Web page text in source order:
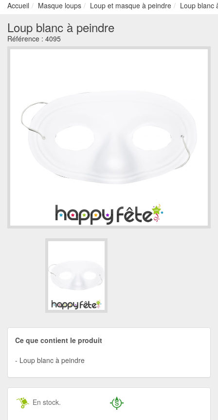
Accueil Masque loups Loup et masque à peindre Loup blanc
Loup blanc à peindre
Référence : 4095
Ce que contient le produit
Loup blanc à peindre
En stock.